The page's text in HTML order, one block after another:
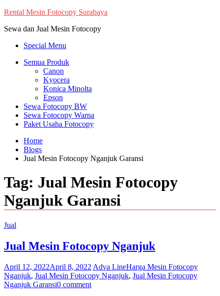
Skip
content
Rental Mesin Fotocopy Surabaya
Sewa dan Jual Mesin Fotocopy
Special Menu
Semua Produk
Canon
Kyocera
Konica Minolta
Epson
Sewa Fotocopy BW
Sewa Fotocopy Warna
Paket Usaha Fotocopy
Home
Blogs
Jual Mesin Fotocopy Nganjuk Garansi
Tag: Jual Mesin Fotocopy
Nganjuk Garansi
Jual
Jual Mesin Fotocopy Nganjuk
April 12, 2022April 8, 2022 Adva LineHarga Mesin Fotocopy
Nganjuk, Jual Mesin Fotocopy Nganjuk, Jual Mesin Fotocopy
Nganjuk Garansi0 comment